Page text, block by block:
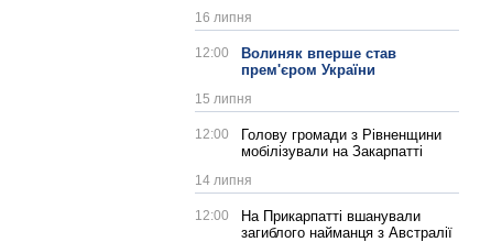
16 липня
12:00
Волиняк вперше став
прем'єром України
15 липня
12:00
Голову громади з Рівненщини
мобілізували на Закарпатті
14 липня
12:00
На Прикарпатті вшанували
загиблого найманця з Австралії